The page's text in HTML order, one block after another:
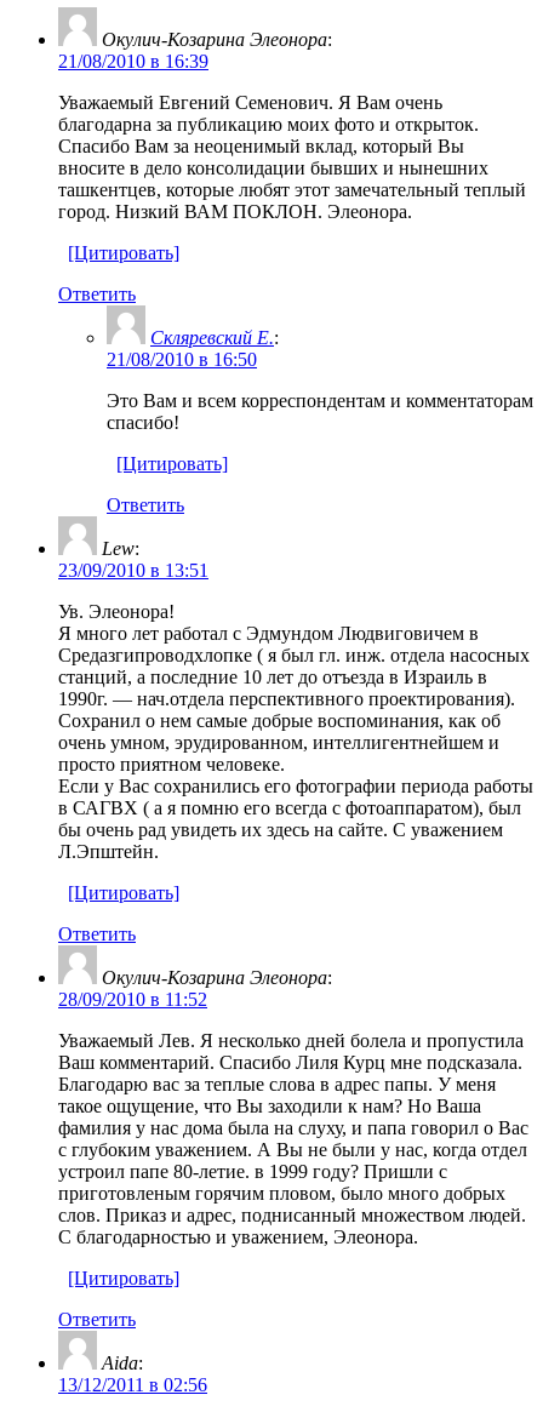
Окулич-Козарина Элеонора:
21/08/2010 в 16:39
Уважаемый Евгений Семенович. Я Вам очень
благодарна за публикацию моих фото и открыток.
Спасибо Вам за неоценимый вклад, который Вы
вносите в дело консолидации бывших и нынешних
ташкентцев, которые любят этот замечательный теплый
город. Низкий ВАМ ПОКЛОН. Элеонора.
[Цитировать]
Ответить
Скляревский Е.:
21/08/2010 в 16:50
Это Вам и всем корреспондентам и комментаторам
спасибо!
[Цитировать]
Ответить
Lew:
23/09/2010 в 13:51
Ув. Элеонора!
Я много лет работал с Эдмундом Людвиговичем в
Средазгипроводхлопке ( я был гл. инж. отдела насосных
станций, а последние 10 лет до отъезда в Израиль в
1990г. — нач.отдела перспективного проектирования).
Сохранил о нем самые добрые воспоминания, как об
очень умном, эрудированном, интеллигентнейшем и
просто приятном человеке.
Если у Вас сохранились его фотографии периода работы
в САГВХ ( а я помню его всегда с фотоаппаратом), был
бы очень рад увидеть их здесь на сайте. С уважением
Л.Эпштейн.
[Цитировать]
Ответить
Окулич-Козарина Элеонора:
28/09/2010 в 11:52
Уважаемый Лев. Я несколько дней болела и пропустила
Ваш комментарий. Спасибо Лиля Курц мне подсказала.
Благодарю вас за теплые слова в адрес папы. У меня
такое ощущение, что Вы заходили к нам? Но Ваша
фамилия у нас дома была на слуху, и папа говорил о Вас
с глубоким уважением. А Вы не были у нас, когда отдел
устроил папе 80-летие. в 1999 году? Пришли с
приготовленым горячим пловом, было много добрых
слов. Приказ и адрес, поднисанный множеством людей.
С благодарностью и уважением, Элеонора.
[Цитировать]
Ответить
Aida:
13/12/2011 в 02:56